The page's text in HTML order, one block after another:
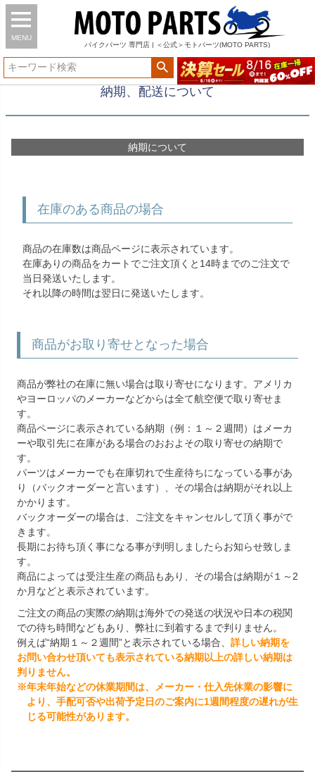
MENU
バイク パーツ 専門店 | ＜公式＞モトパーツ(MOTO PARTS)
納期、配送について
納期について
在庫のある商品の場合
商品の在庫数は商品ページに表示されています。
在庫ありの商品をカートでご注文頂くと14時までのご注文で
当日発送いたします。
それ以降の時間は翌日に発送いたします。
商品がお取り寄せとなった場合
商品が弊社の在庫に無い場合は取り寄せになります。アメリカ
やヨーロッパのメーカーなどからは全て航空便で取り寄せま
す。
商品ページに表示されている納期（例：１～２週間）はメーカ
ーや取引先に在庫がある場合のおおよその取り寄せの納期で
す。
パーツはメーカーでも在庫切れで生産待ちになっている事があ
り（バックオーダーと言います）、その場合は納期がそれ以上
かかります。
バックオーダーの場合は、ご注文をキャンセルして頂く事がで
きます。
長期にお待ち頂く事になる事が判明しましたらお知らせ致しま
す。
商品によっては受注生産の商品もあり、その場合は納期が１～2
か月などと表示されています。
ご注文の商品の実際の納期は海外での発送の状況や日本の税関
での待ち時間などもあり、弊社に到着するまで判りません。
例えば“納期１～２週間”と表示されている場合、 詳しい納期を
お問い合わせ頂いても表示されている納期以上の詳しい納期は
判りません。
※年末年始などの休業期間は、メーカー・仕入先休業の影響に
より、手配可否や出荷予定日のご案内に1週間程度の遅れが生
じる可能性があります。